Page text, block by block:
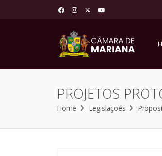
PROJETOS
Home Legislações